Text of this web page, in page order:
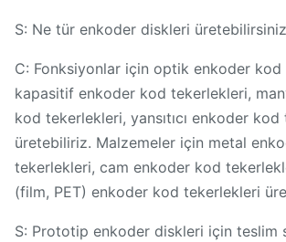
S: Ne tür enkoder diskleri
C: Fonksiyonlar için optik enkoder kod
kapasitif enkoder kod tekerlekleri,
kod tekerlekleri, yansıtıcı enkoder
üretebiliriz. Malzemeler için metal
tekerlekleri, cam enkoder kod
(film, PET) enkoder kod tekerlekleri
S: Prototip enkoder diskleri için teslim